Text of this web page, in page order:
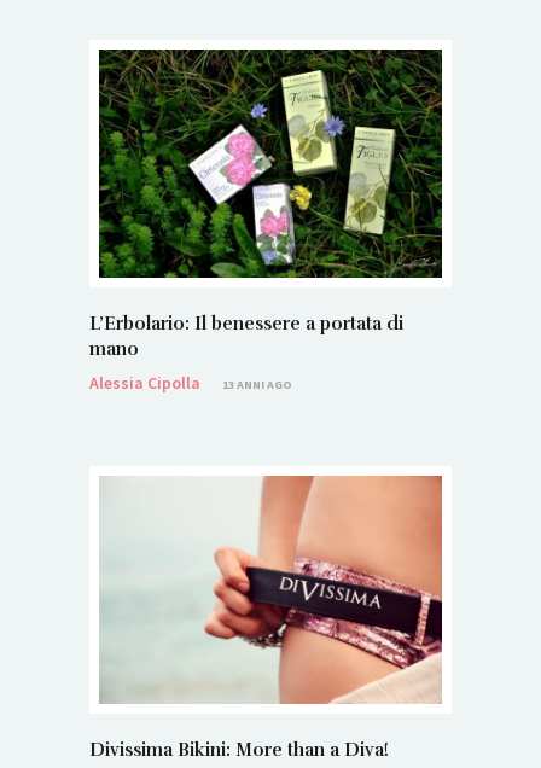
L’Erbolario: Il benessere a portata di
mano
Alessia Cipolla
13 ANNI AGO
Divissima Bikini: More than a Diva!